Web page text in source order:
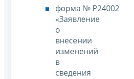
форма № Р24002
«Заявление
о
внесении
изменений
в
сведения